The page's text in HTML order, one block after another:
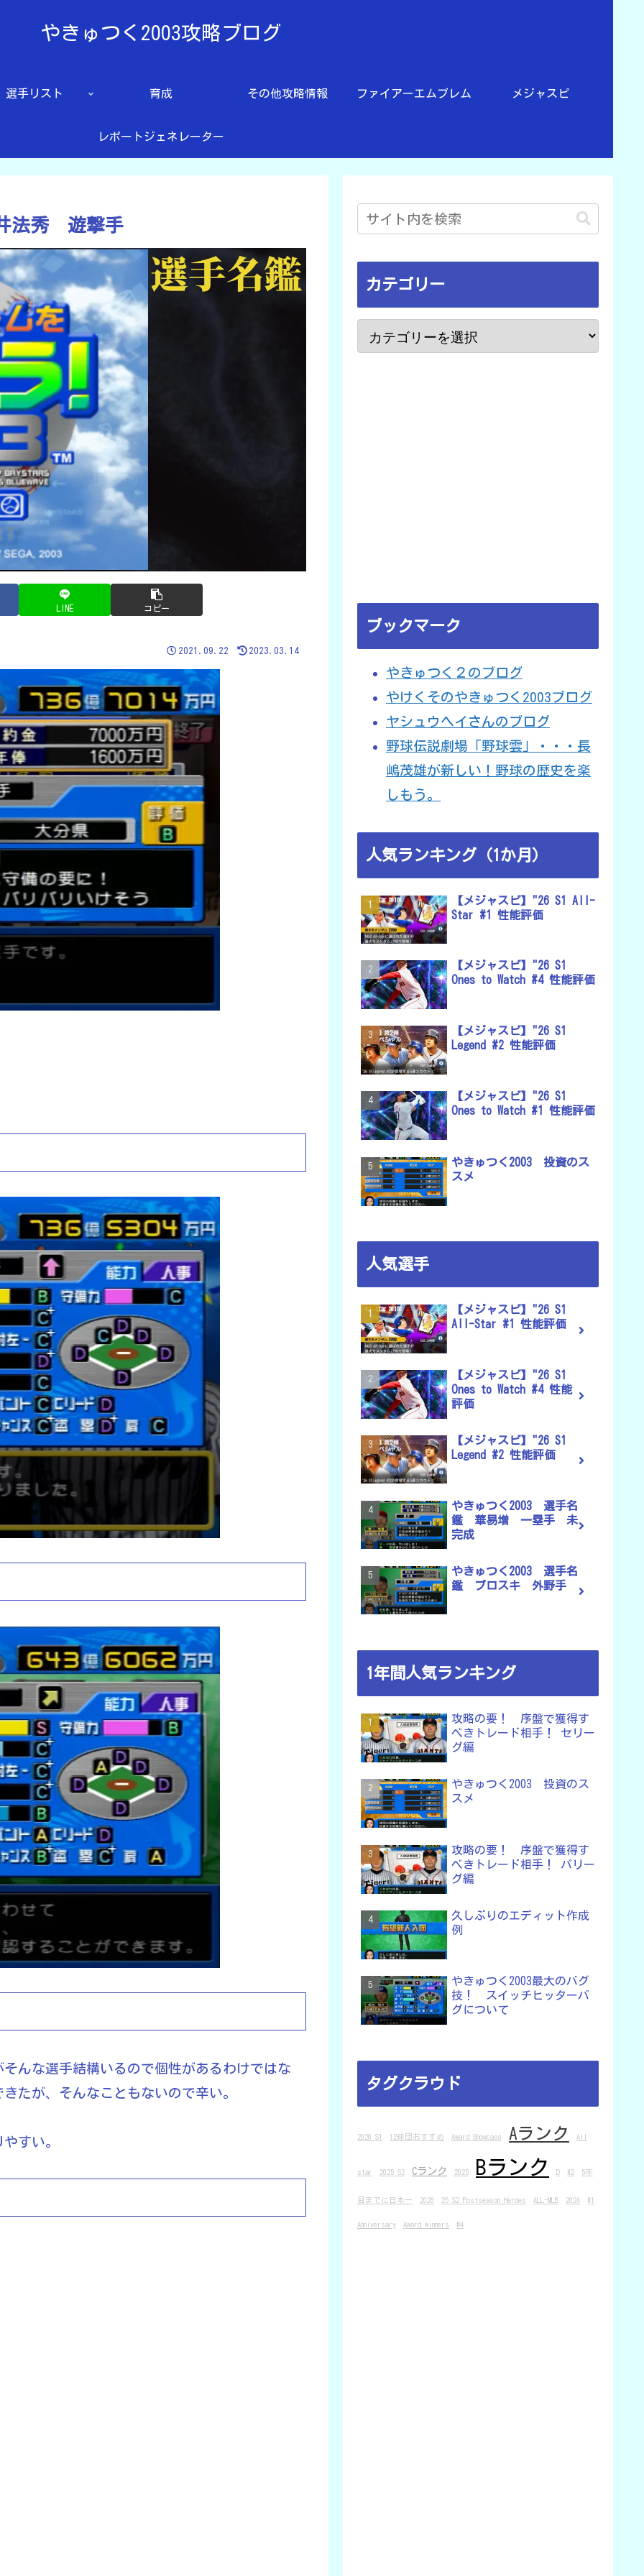
やきゅつく2003攻略ブログ
選手リスト 育成 その他攻略情報 ファイアーエムブレム メジャスピ
レポートジェネレーター
法秀 遊撃手
LINE コピー
2021.09.22 2023.03.14
んな選手結構いるので個性があるわけではな
たが、そんなこともないので辛い。
すい。
カテゴリー
ブックマーク
やきゅつく２のブログ
やけくそのやきゅつく2003ブログ
ヤシュウヘイさんのブログ
野球伝説劇場「野球雲」・・・長
嶋茂雄が新しい！野球の歴史を楽
しもう。
人気ランキング（1か月）
【メジャスピ】"26 S1 All-
Star #1 性能評価
【メジャスピ】"26 S1
Ones to Watch #4 性能評価
【メジャスピ】"26 S1
Legend #2 性能評価
【メジャスピ】"26 S1
Ones to Watch #1 性能評価
やきゅつく2003 投資のス
スメ
人気選手
【メジャスピ】"26 S1
All-Star #1 性能評価
【メジャスピ】"26 S1
Ones to Watch #4 性能
評価
【メジャスピ】"26 S1
Legend #2 性能評価
やきゅつく2003 選手名
鑑 華易増 一塁手 未
完成
やきゅつく2003 選手名
鑑 ブロスキ 外野手
1年間人気ランキング
攻略の要！ 序盤で獲得す
べきトレード相手！ セリー
グ編
やきゅつく2003 投資のス
スメ
攻略の要！ 序盤で獲得す
べきトレード相手！ パリー
グ編
久しぶりのエディット作成
例
やきゅつく2003最大のバグ
技！ スイッチヒッターバ
グについて
タグクラウド
2026 S1 12球団おすすめ Award Showcase Aランク All
star 2025 S2 Cランク 2025 Bランク D #2 5年
目までに日本一 2026 25 S2 Postseason Heroes ALL-MLB 2024 #1
Anniversary Award winners #4